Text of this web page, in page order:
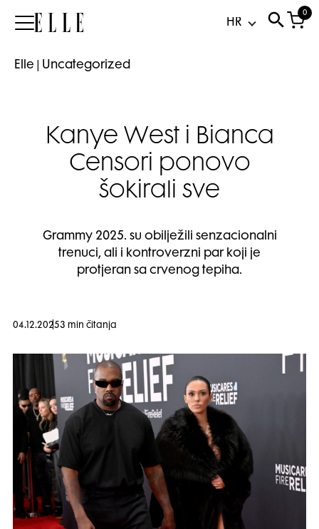
Elle
0
Elle Uncategorized
Kanye West i Bianca
Censori ponovo
šokirali sve
Grammy 2025. su obilježili senzacionalni
trenuci, ali i kontroverzni par koji je
protjeran sa crvenog tepiha.
04.12.20253 min čitanja